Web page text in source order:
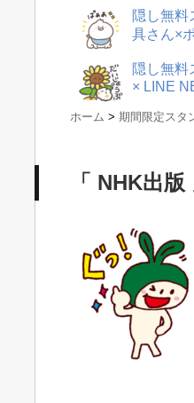
隠し無料
具さん×
隠し無料
× LINE
ホーム > 期間限定スタ
「 NHK出